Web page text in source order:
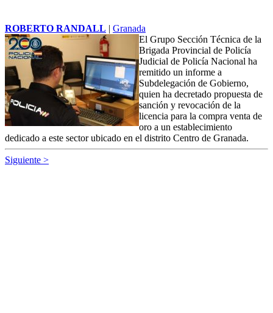
ROBERTO RANDALL | Granada
El Grupo Sección Técnica de la
Brigada Provincial de Policía
Judicial de Policía Nacional ha
remitido un informe a
Subdelegación de Gobierno,
quien ha decretado propuesta de
sanción y revocación de la
licencia para la compra venta de
oro a un establecimiento
dedicado a este sector ubicado en el distrito Centro de Granada.
Siguiente >